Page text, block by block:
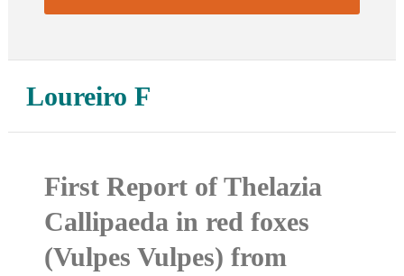
Loureiro F
First Report of Thelazia
Callipaeda in red foxes
(Vulpes Vulpes) from